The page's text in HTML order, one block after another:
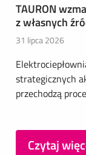
TAURON
z własnych
31 lipca 2026
strategicznych
przechodzą
Czytaj